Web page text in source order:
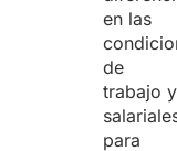
en las
de
trabajo y
para